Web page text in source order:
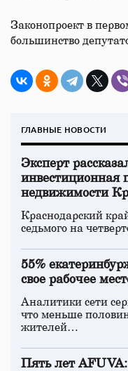
Законопроект в
большинство
ГЛАВНЫЕ НОВОСТИ
Эксперт
инвестиционная
недвижимости
Краснодарский
седьмого на
55%
свое рабочее
Аналитики сети
что меньше
жителей…
Пять лет